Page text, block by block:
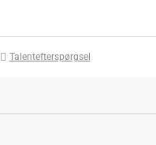
Talentefterspørgsel